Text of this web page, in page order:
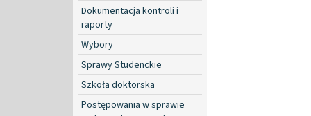
Dokumentacja kontroli i
raporty
Wybory
Sprawy Studenckie
Szkoła doktorska
Postępowania w sprawie